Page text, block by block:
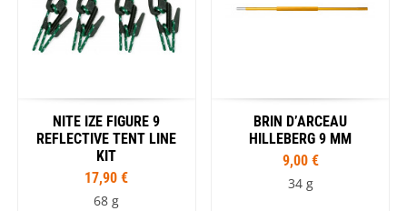
NITE IZE FIGURE 9
REFLECTIVE TENT LINE
KIT
17,90 €
68 g
BRIN D’ARCEAU
HILLEBERG 9 MM
9,00 €
34 g